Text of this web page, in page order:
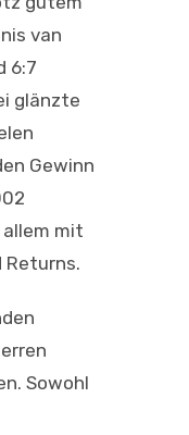
van
6:7
glänzte
Gewinn
mit
Returns.
Sowohl